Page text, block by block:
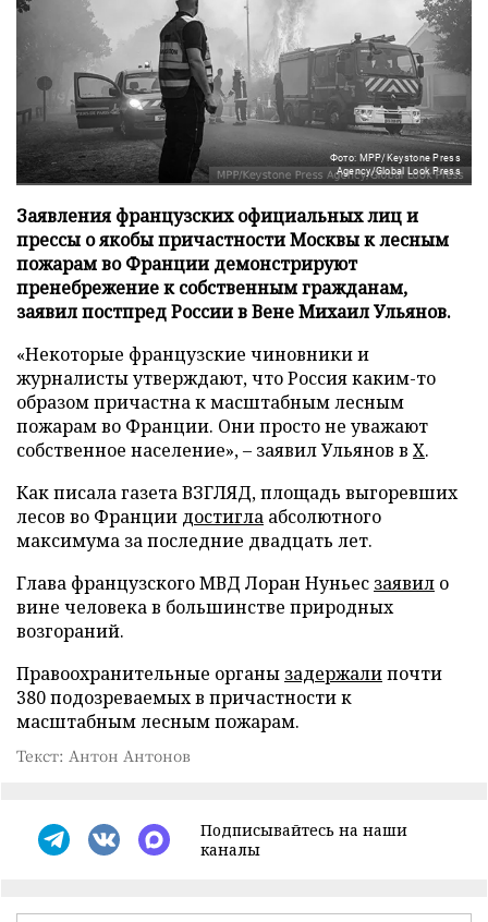
Фото: MPP/Keystone Press
Agency/Global Look Press
Заявления французских официальных лиц и
прессы о якобы причастности Москвы к лесным
пожарам во Франции демонстрируют
пренебрежение к собственным гражданам,
заявил постпред России в Вене Михаил Ульянов.
«Некоторые французские чиновники и
журналисты утверждают, что Россия каким-то
образом причастна к масштабным лесным
пожарам во Франции. Они просто не уважают
собственное население», – заявил Ульянов в X.
Как писала газета ВЗГЛЯД, площадь выгоревших
лесов во Франции достигла абсолютного
максимума за последние двадцать лет.
Глава французского МВД Лоран Нуньес заявил о
вине человека в большинстве природных
возгораний.
Правоохранительные органы задержалипочти
380 подозреваемых в причастности к
масштабным лесным пожарам.
Текст: Антон Антонов
Подписывайтесь на наши
каналы